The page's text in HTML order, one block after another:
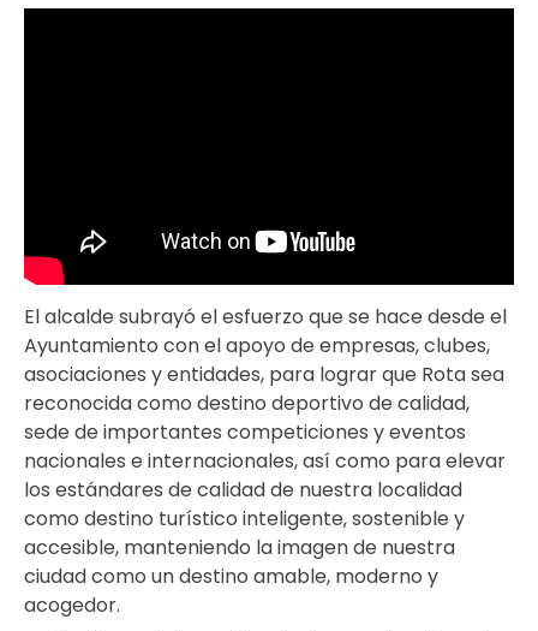
El alcalde subrayó el esfuerzo que se hace desde el
Ayuntamiento con el apoyo de empresas, clubes,
asociaciones y entidades, para lograr que Rota sea
reconocida como destino deportivo de calidad,
sede de importantes competiciones y eventos
nacionales e internacionales, así como para elevar
los estándares de calidad de nuestra localidad
como destino turístico inteligente, sostenible y
accesible, manteniendo la imagen de nuestra
ciudad como un destino amable, moderno y
acogedor.